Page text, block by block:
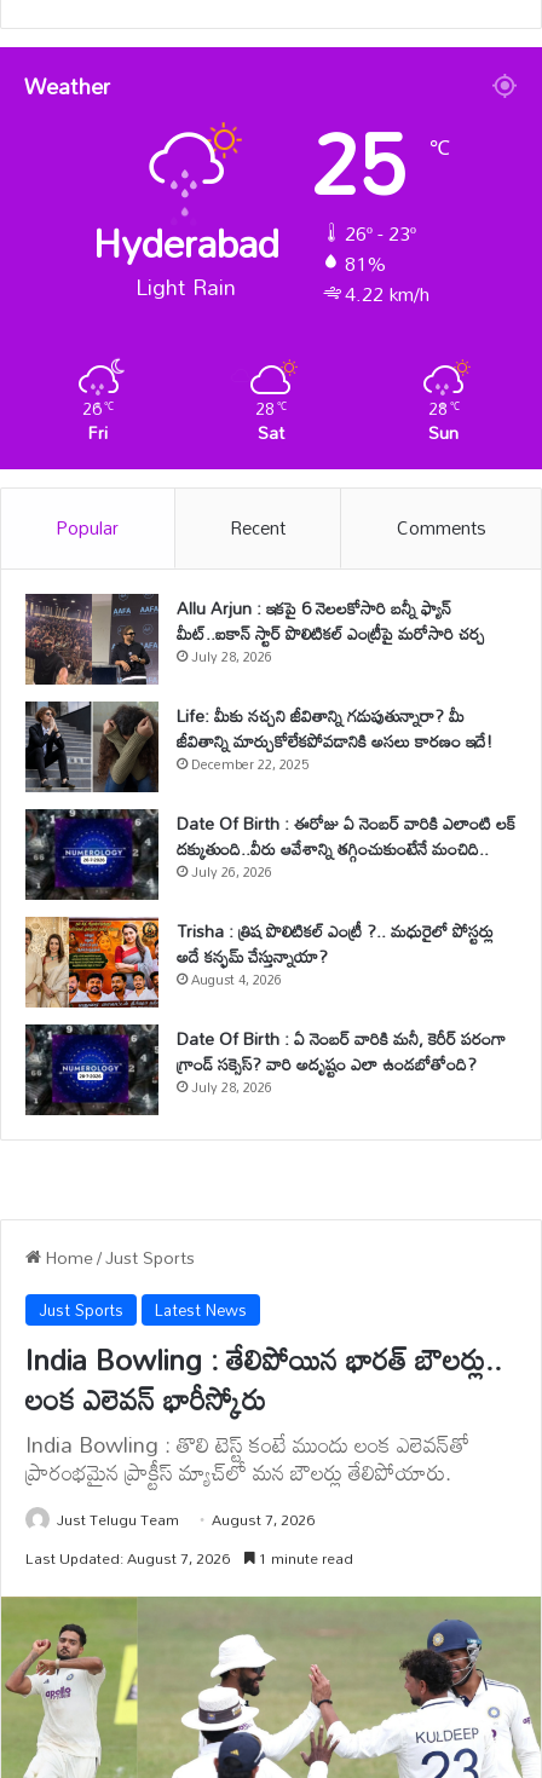
Weather
Hyderabad
Light Rain
25 ℃
26º - 23º
81%
4.22 km/h
26℃
Fri
28℃
Sat
28℃
Sun
Popular Recent Comments
Allu Arjun : ఇకపై 6 నెలలకోసారి బన్నీ ఫ్యాన్
మీట్..ఐకాన్ స్టార్ పొలిటికల్ ఎంట్రీపై మరోసారి చర్చ
July 28, 2026
Life: మీకు నచ్చని జీవితాన్ని గడుపుతున్నారా? మీ
జీవితాన్ని మార్చుకోలేకపోవడానికి అసలు కారణం ఇదే!
December 22, 2025
Date Of Birth : ఈరోజు ఏ నెంబర్ వారికి ఎలాంటి లక్
దక్కుతుంది..వీరు ఆవేశాన్ని తగ్గించుకుంటేనే మంచిది..
July 26, 2026
Trisha : త్రిష పొలిటికల్ ఎంట్రీ ?.. మధురైలో పోస్టర్లు
అదే కన్ఫమ్ చేస్తున్నాయా?
August 4, 2026
Date Of Birth : ఏ నెంబర్ వారికి మనీ, కెరీర్ పరంగా
గ్రాండ్ సక్సెస్? వారి అదృష్టం ఎలా ఉండబోతోంది?
July 28, 2026